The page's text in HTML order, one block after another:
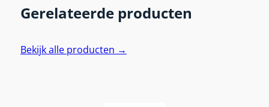
Gerelateerde producten
Bekijk alle producten →